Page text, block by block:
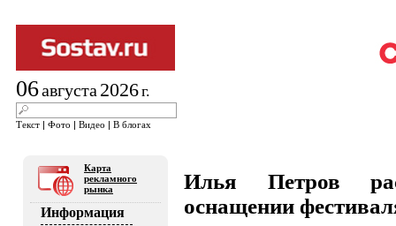
06августа 2026г.
Текст | Фото | Видео | В блогах
Карта
рекламного
рынка
Информация
Илья Петров
оснащении